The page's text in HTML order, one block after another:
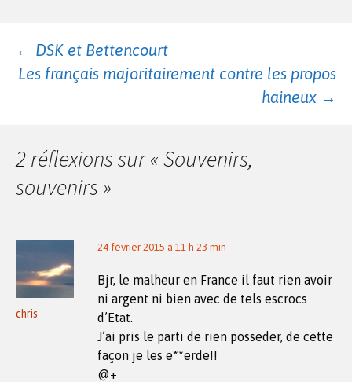
Navigation
articles
← DSK et Bettencourt
Les français majoritairement contre les propos
haineux →
2 réflexions sur «Souvenirs,
souvenirs»
chris
24 février 2015 à 11 h 23 min
Bjr, le malheur en France il faut rien avoir
ni argent ni bien avec de tels escrocs
d’Etat.
J’ai pris le parti de rien posseder, de cette
façon je les e**erde!!
@+